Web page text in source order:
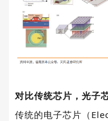
对比传统芯片，光子
传统的电子芯片（